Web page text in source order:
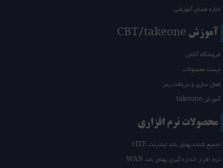
اجاره فضای آموزشی
آموزش CBT/takeone
فروشگاه آنلاین
لیست محصولات
فعال سازی و دریافت رمز
آموزش takeone
محصولات نرم افزاری
تجمیع کننده پهنای باند اینترنت rITE
نرم افزار اندازه گیری پهنای باند WAN